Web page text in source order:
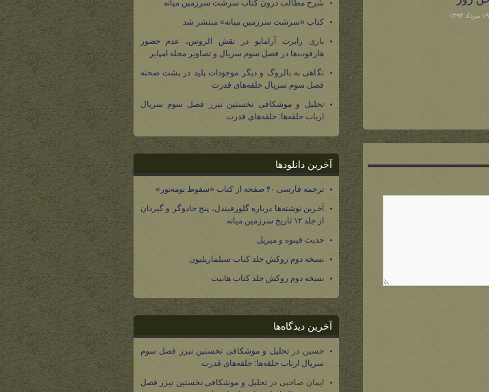
۱۹ مرداد ۱۳۹۴
شرح مطالب درون کتاب سرشت سرزمین میانه
کتاب «سرشت سرزمین میانه» منتشر شد
بازی رابرت آرامایو در نقش الروس، عدم حضور
هارفوت‌ها در فصل سوم سریال و تصاویر مجله امپایر
نگاهی به بالروگ و دیگر موجودات پلید در پشت صحنه
فصل سوم سریال حلقه‌های قدرت
تحلیل و موشکافی نخستین تیزر فصل سوم سریال
ارباب حلقه‌ها: حلقه‌های قدرت
آخرین دانلودها
ترجمه فارسی ۴۰ صفحه از کتاب «سقوط نومه‌نور»
آخرین نوشته‌ها درباره گلورفیندل، پنج جادوگر و گیردان
از جلد ۱۲ تاریخ سرزمین میانه
حدیث فینوه و میریل
نسخه دوم روکش جلد کتاب سیلماریلیون
نسخه دوم روکش جلد کتاب هابیت
آخرین دیدگاه‌ها
حسین درتحلیل و موشکافی نخستین تیزر فصل سوم
سریال ارباب حلقه‌ها: حلقه‌های قدرت
ایمان صاحبی درتحلیل و موشکافی نخستین تیزر فصل